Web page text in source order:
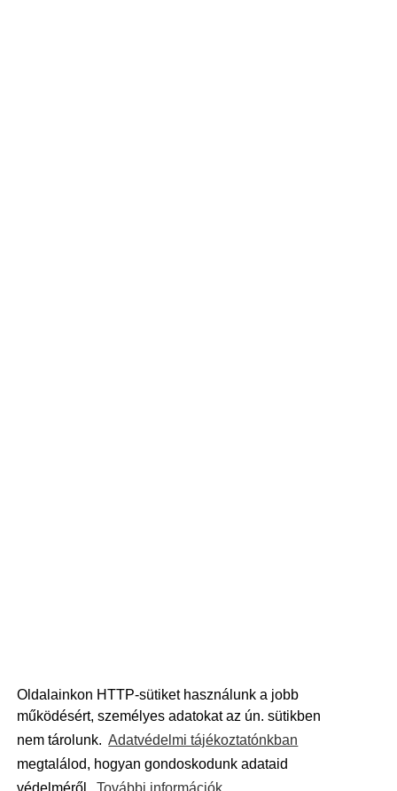
Oldalainkon HTTP-sütiket használunk a jobb
működésért, személyes adatokat az ún. sütikben
nem tárolunk. Adatvédelmi tájékoztatónkban
megtalálod, hogyan gondoskodunk adataid